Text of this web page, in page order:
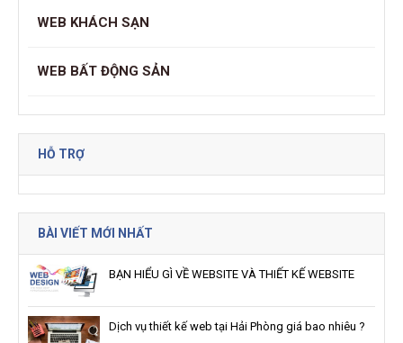
WEB KHÁCH SẠN
WEB BẤT ĐỘNG SẢN
HỖ TRỢ
BÀI VIẾT MỚI NHẤT
BẠN HIỂU GÌ VỀ WEBSITE VÀ THIẾT KẾ WEBSITE
Dịch vụ thiết kế web tại Hải Phòng giá bao nhiêu ?